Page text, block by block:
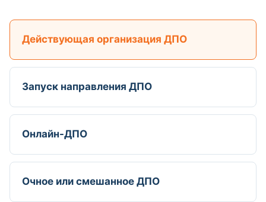
Действующая организация ДПО
Запуск направления ДПО
Онлайн-ДПО
Очное или смешанное ДПО